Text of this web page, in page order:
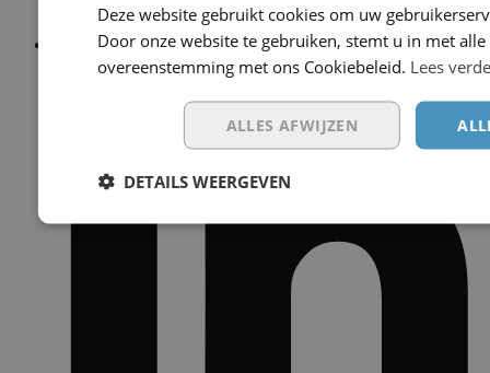
LinkedIn
Deze website gebruikt cookies om uw
Door onze website te gebruiken, stemt u in met
overeenstemming met ons Cookiebeleid. Lees
ALLES AFWIJZEN
DETAILS WEERGEVEN